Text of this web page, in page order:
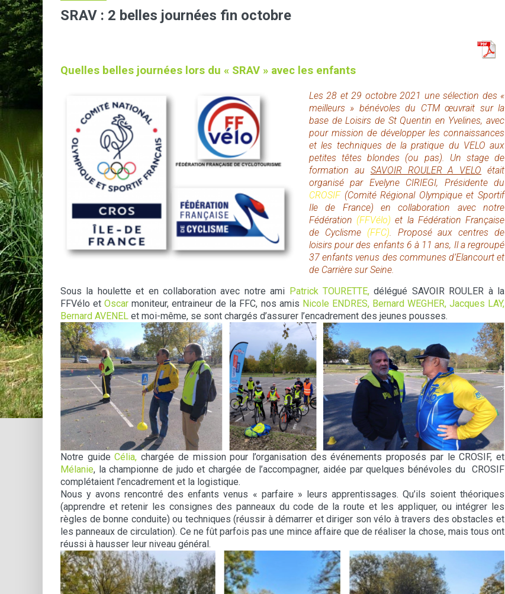
SRAV : 2 belles journées fin octobre
Quelles belles journées lors du « SRAV » avec les enfants
Les 28 et 29 octobre 2021 une sélection des «
meilleurs » bénévoles du CTM œuvrait sur la
base de Loisirs de St Quentin en Yvelines, avec
pour mission de développer les connaissances
et les techniques de la pratique du VELO aux
petites têtes blondes (ou pas). Un stage de
formation au SAVOIR ROULER A VELO était
organisé par Evelyne CIRIEGI, Présidente du
CROSIF(Comité Régional Olympique et Sportif
Ile de France) en collaboration avec notre
Fédération (FFVélo) et la Fédération Française
de Cyclisme (FFC). Proposé aux centres de
loisirs pour des enfants 6 à 11 ans, Il a regroupé
37 enfants venus des communes d’Elancourt et
de Carrière sur Seine.
Sous la houlette et en collaboration avec notre ami Patrick TOURETTE, délégué SAVOIR ROULER à la
FFVélo etOscar moniteur, entraineur de la FFC, nos amis Nicole ENDRES, Bernard WEGHER, Jacques LAY,
Bernard AVENEL et moi-même, se sont chargés d’assurer l’encadrement des jeunes pousses.
Notre guideCélia, chargée de mission pour l’organisation des événements proposés par le CROSIF, et
Mélanie, la championne de judo et chargée de l’accompagner, aidée par quelques bénévoles du CROSIF
complétaient l’encadrement et la logistique.
Nous y avons rencontré des enfants venus « parfaire » leurs apprentissages. Qu’ils soient théoriques
(apprendre et retenir les consignes des panneaux du code de la route et les appliquer, ou intégrer les
règles de bonne conduite) ou techniques (réussir à démarrer et diriger son vélo à travers des obstacles et
les panneaux de circulation). Ce ne fût parfois pas une mince affaire que de réaliser la chose, mais tous ont
réussi à hausser leur niveau général.